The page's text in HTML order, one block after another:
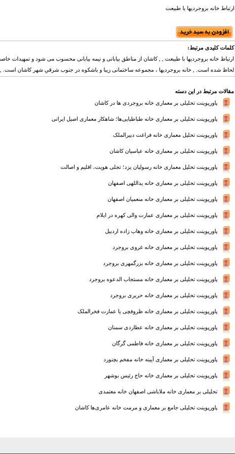
ارتباط خانه بروجردیها با طبیعت
کلمات کلیدی مرتبط:
ارتباط خانه بروجردیها با طبیعت , , کاشان از مناطق بیابانی و نیمه بیابانی محسوب می شود و تمهیدات
لحاظ شده است. , خانه بروجردیها ، مجموعه ساختمانی زیبا و باشکوه در جنوب شرقیِ شهر کاشان است.
مقالات مرتبط در این دسته
پاورپوینت تحلیلی بر معماری خانه بروجردی ها در کاشان
پاورپوینت تحلیلی بر معماری خانه طباطبایی‌ها؛ شاهکار معماری اصیل ایرانی
پاورپوینت تحلیل معماری خانه فراغت دبیرالملک
پاورپوینت تحلیلی بر معماری خانه عباسیان کاشان
پاورپوینت تحلیل معماری خانه رسولیان یزد؛ تجلی هویت، اقلیم و اصالت
پاورپوینت تحلیلی بر معماری خانه یداللهی اصفهان
پاورپوینت تحلیلی بر معماری خانه منعمیان اصفهان
پاورپوینت تحلیلی بر معماری عمارت والی كهره در ایلام
پاورپوینت تحلیلی بر معماری خانه وهاب زاده اردبیل
پاورپوینت تحلیلی بر معماری خانه غروی بروجرد
پاورپوینت تحلیلی بر معماری خانه بزرگمهری بروجرد
پاورپوینت تحلیلی بر معماری خانه مستجاب الدعوه بروجرد
پاورپوینت تحلیلی بر معماری خانه حریری بروجرد
پاورپوینت تحلیلی بر معماری خانه ظروفچى يا عمارت فخرالملک
پاورپوینت تحلیلی بر معماری خانه عطاردی سمنان
پاورپوینت تحلیلی بر معماری خانه فاطمی گرگان
پاورپوینت تحلیلی بر معماری آیینه خانه مفخم بچنورد
پاورپوینت تحلیلی بر معماری خانه حاج رئيس بوشهر
تحلیلی بر معماری خانه ملاباشی اصفهان خانه معتمدی
پاورپوینت تحلیلی جامع بر معماری و مرمت خانه عامری‌ها کاشان